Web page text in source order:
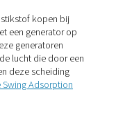
de
en gevarieerd.
in
het sputteren van
vloeistoffen, en nog